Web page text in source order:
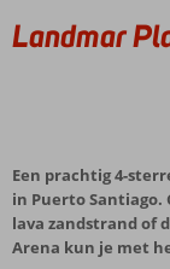
Landmar
Een prachtig 4-
in Puerto Santiago.
lava zandstrand of
Arena kun je met